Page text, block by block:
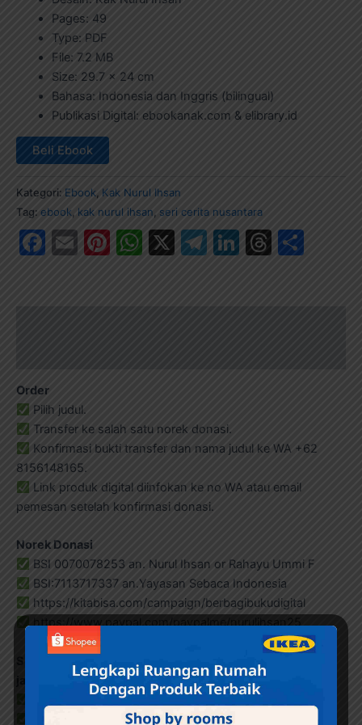
Pages: 49
Type: PDF
File: 7.2 MB
Size: 29.7 x 24 cm
Bahasa: Indonesia dan Inggris (bilingual)
Publikasi Digital: ebookanak.com & elibrary.id
Beli Ebook
Kategori: Ebook Kak Nurul Ihsan
Tag: ebook kak nurul ihsan seri cerita nusantara
Facebook
EmailPinterest
WhatsApp
X Telegram
LinkedIn
Order
Pilih judul.
Transfer ke salah satu norek donasi.
Konfirmasi bukti transfer dan nama judul ke WA +62
8156148165.
Link produk digital diinfokan ke no WA atau email
pemesan setelah konfirmasi donasi.
Norek Donasi
BSI 0070078253 an. Nurul Ihsan or Rahayu Ummi F
BSI:7113717337 an.Yayasan Sebaca Indonesia
https://kitabisa.com/campaign/berbagibukudigital
https://www.paypal.com/paypalme/nurulihsan25
Semua donasi digunakan untuk membantu operasional
jaringan Gerakan Indonesia Membaca:
https://ebookanak.com
https://elibrary.id